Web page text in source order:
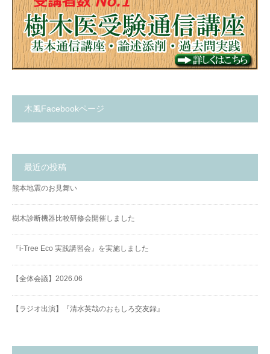
木風Facebookページ
最近の投稿
熊本地震のお見舞い
樹木診断機器比較研修会開催しました
『i-Tree Eco 実践講習会』を実施しました
【全体会議】2026.06
【ラジオ出演】『清水英哉のおもしろ交友録』